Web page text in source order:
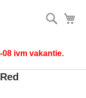
Zoek
08 ivm vakantie.